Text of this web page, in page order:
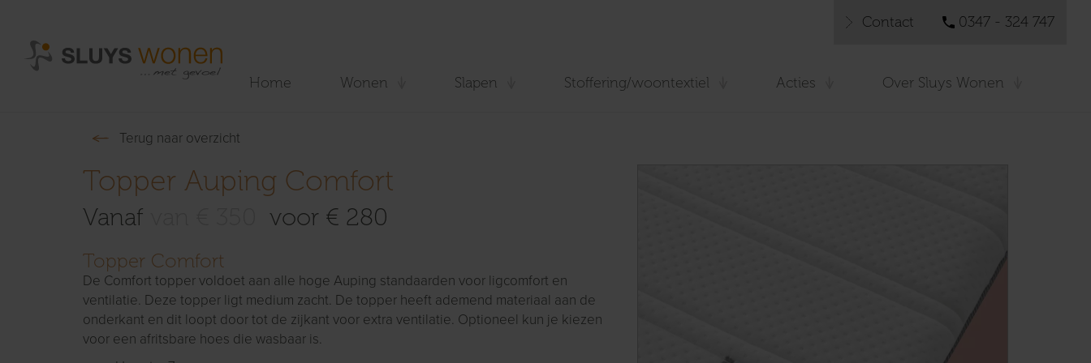
Contact 0347 - 324 747
Home Wonen Slapen Stoffering/woontextiel Acties Over Sluys Wonen
Terug naar overzicht
Topper Auping Comfort
Vanaf voor € 280
Topper Comfort
De Comfort topper voldoet aan alle hoge Auping standaarden voor ligcomfort en
ventilatie. Deze topper ligt medium zacht. De topper heeft ademend materiaal aan de
onderkant en dit loopt door tot de zijkant voor extra ventilatie. Optioneel kun je kiezen
voor een afritsbare hoes die wasbaar is.